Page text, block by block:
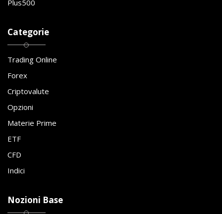
Plus500
Categorie
Trading Online
Forex
Criptovalute
Opzioni
Materie Prime
ETF
CFD
Indici
Nozioni Base